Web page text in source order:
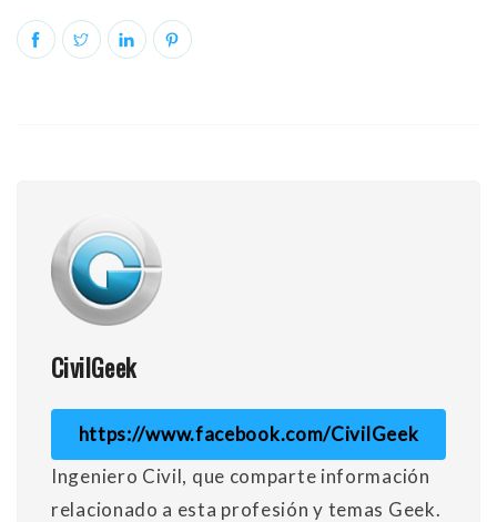
CivilGeek
https://www.facebook.com/CivilGeek
Ingeniero Civil, que comparte información
relacionado a esta profesión y temas Geek.